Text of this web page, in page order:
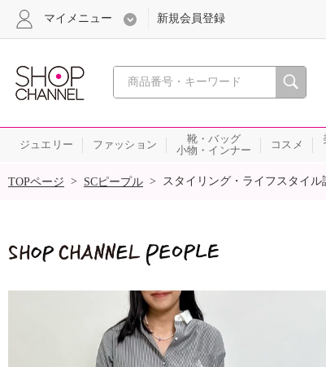
心おどる、瞬間を。通販・テ
マイメニュー 新規会員登録
ジュエリー ファッション
靴・バッグ
小物・インナー
コスメ
SALE
TOPページ > SCピープル > スタイリング・ライフスタイル